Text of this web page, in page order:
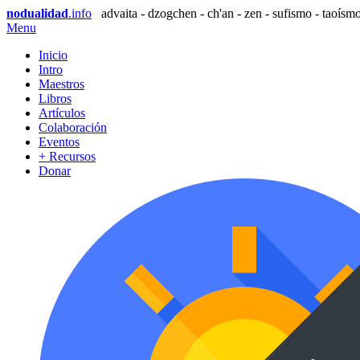
nodualidad.info
advaita - dzogchen - ch'an - zen - sufismo -
Menu
Inicio
Intro
Maestros
Libros
Artículos
Colaboración
Eventos
+ Recursos
Donar